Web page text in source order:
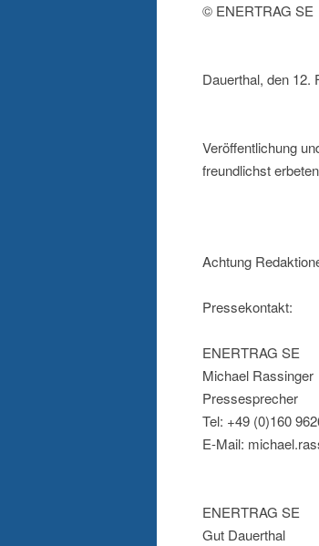
© ENERTRAG SE
Dauerthal, den 12.
Veröffentlichung
freundlichst
Achtung
Pressekontakt:
ENERTRAG SE
Michael Rassinger
Pressesprecher
Tel: +49 (0)160
E-Mail:
ENERTRAG SE
Gut Dauerthal